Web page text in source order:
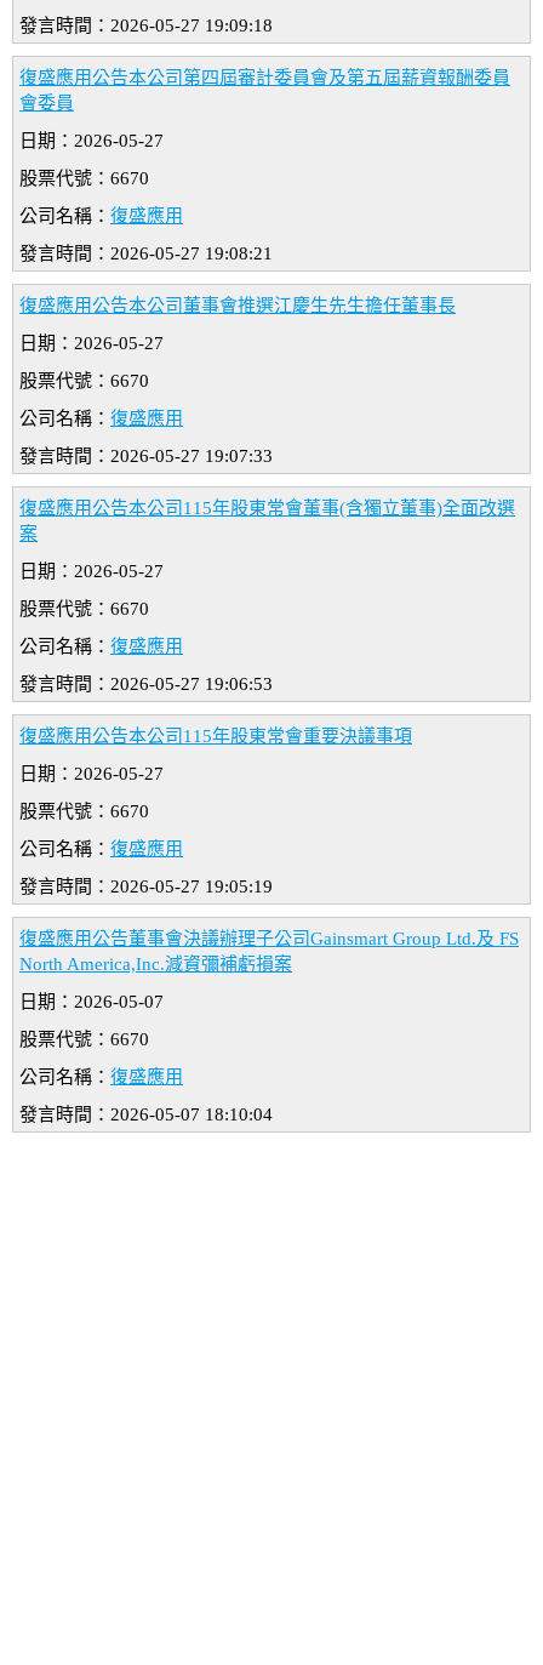
發言時間：2026-05-27 19:09:18
復盛應用公告本公司第四屆審計委員會及第五屆薪資報酬委員
會委員
日期：2026-05-27
股票代號：6670
公司名稱： 復盛應用
發言時間：2026-05-27 19:08:21
復盛應用公告本公司董事會推選江慶生先生擔任董事長
日期：2026-05-27
股票代號：6670
公司名稱： 復盛應用
發言時間：2026-05-27 19:07:33
復盛應用公告本公司115年股東常會董事(含獨立董事)全面改選
案
日期：2026-05-27
股票代號：6670
公司名稱： 復盛應用
發言時間：2026-05-27 19:06:53
復盛應用公告本公司115年股東常會重要決議事項
日期：2026-05-27
股票代號：6670
公司名稱： 復盛應用
發言時間：2026-05-27 19:05:19
復盛應用公告董事會決議辦理子公司Gainsmart Group Ltd.及 FS
North America,Inc.減資彌補虧損案
日期：2026-05-07
股票代號：6670
公司名稱： 復盛應用
發言時間：2026-05-07 18:10:04